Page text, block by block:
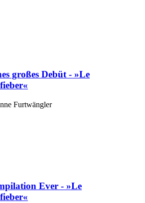
großes Debüt - »Le
Furtwängler
Ever - »Le